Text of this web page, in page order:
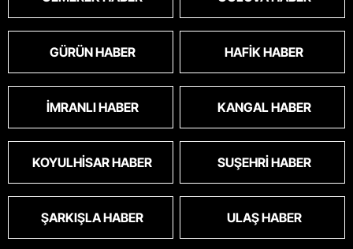
GÜRÜN HABER HAFIK HABER
İMRANLI HABER KANGAL HABER
KOYULHISAR HABER SUŞEHRI HABER
ŞARKIŞLA HABER ULAŞ HABER